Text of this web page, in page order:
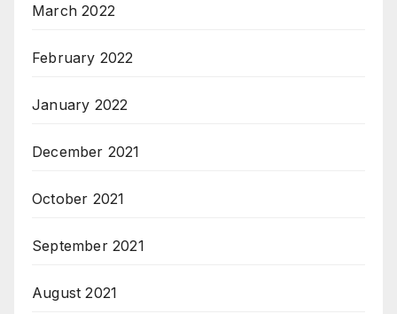
March 2022
February 2022
January 2022
December 2021
October 2021
September 2021
August 2021